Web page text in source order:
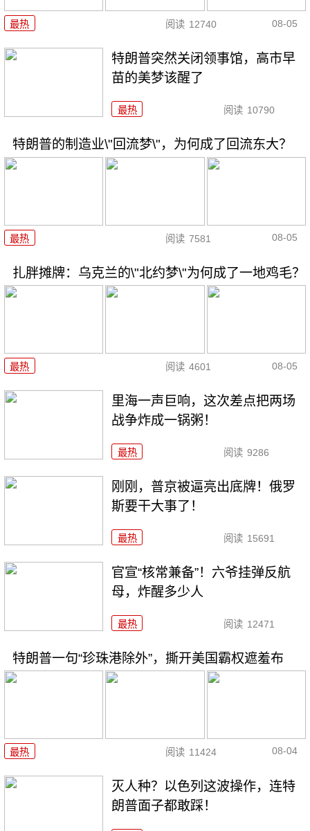
最热 阅读 12740 08-05
特朗普突然关闭领事馆，高市早
苗的美梦该醒了
最热 阅读 10790
特朗普的制造业\"回流梦\"，为何成了回流东大？
最热 阅读 7581 08-05
扎胖摊牌：乌克兰的\"北约梦\"为何成了一地鸡毛？
最热 阅读 4601 08-05
里海一声巨响，这次差点把两场
战争炸成一锅粥！
最热 阅读 9286
刚刚，普京被逼亮出底牌！俄罗
斯要干大事了！
最热 阅读 15691
官宣“核常兼备”！六爷挂弹反航
母，炸醒多少人
最热 阅读 12471
特朗普一句“珍珠港除外”，撕开美国霸权遮羞布
最热 阅读 11424 08-04
灭人种？以色列这波操作，连特
朗普面子都敢踩！